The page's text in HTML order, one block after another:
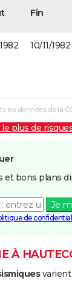
Fin
10/11/1982
les données de la
le plus de
et bons plans
Je
de
À
varient